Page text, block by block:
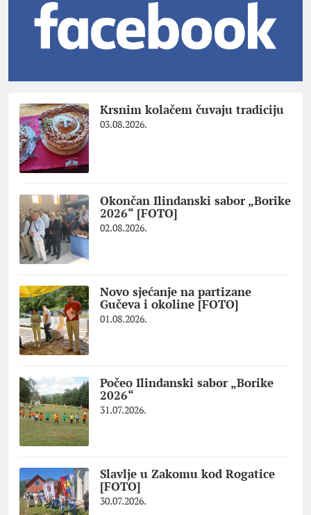
Krsnim kolačem čuvaju tradiciju
03.08.2026.
Okončan Ilindanski sabor „Borike
2026“ [FOTO]
02.08.2026.
Novo sjećanje na partizane
Gučeva i okoline [FOTO]
01.08.2026.
Počeo Ilindanski sabor „Borike
2026“
31.07.2026.
Slavlje u Zakomu kod Rogatice
[FOTO]
30.07.2026.